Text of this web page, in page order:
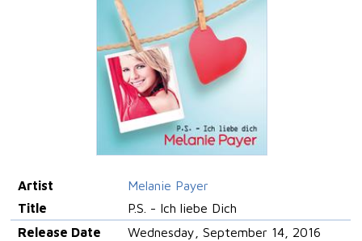
Artist
Melanie Payer
Title
P.S. - Ich liebe Dich
Release Date
Wednesday, September 14, 2016